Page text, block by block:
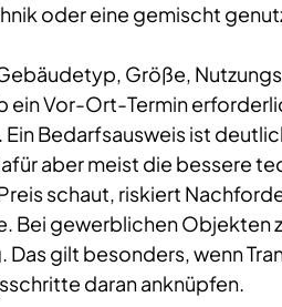
oder eine gemischt
Größe,
ein Vor-Ort-Termin
Bedarfsausweis ist
aber meist die bessere
schaut, riskiert
Bei gewerblichen Objekten
gilt besonders, wenn
daran anknüpfen.